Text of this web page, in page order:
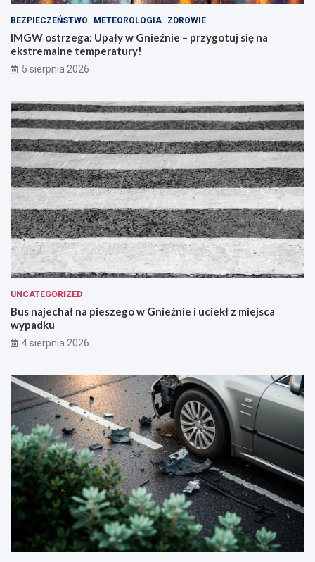
BEZPIECZEŃSTWO METEOROLOGIA ZDROWIE
IMGW ostrzega: Upały w Gnieźnie – przygotuj się na
ekstremalne temperatury!
5 sierpnia 2026
UNCATEGORIZED
Bus najechał na pieszego w Gnieźnie i uciekł z miejsca
wypadku
4 sierpnia 2026